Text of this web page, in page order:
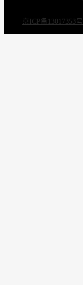
京ICP备13017353号